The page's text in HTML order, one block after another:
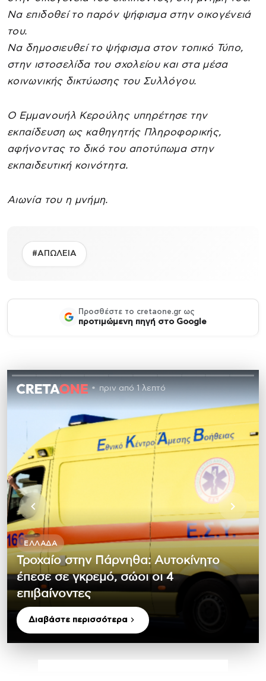
Να επιδοθεί το παρόν ψήφισμα στην οικογένειά
του.
Να δημοσιευθεί το ψήφισμα στον τοπικό Τύπο,
στην ιστοσελίδα του σχολείου και στα μέσα
κοινωνικής δικτύωσης του Συλλόγου.
Ο Εμμανουήλ Κερούλης υπηρέτησε την
εκπαίδευση ως καθηγητής Πληροφορικής,
αφήνοντας το δικό του αποτύπωμα στην
εκπαιδευτική κοινότητα.
Αιωνία του η μνήμη.
#ΑΠΩΛΕΙΑ
Προσθέστε το cretaone.gr ως
προτιμώμενη πηγή στο Google
πριν από 1 λεπτό
ΕΛΛΆΔΑ
Τροχαίο στην Πάρνηθα: Αυτοκίνητο
έπεσε σε γκρεμό, σώοι οι 4
επιβαίνοντες
Διαβάστε περισσότερα